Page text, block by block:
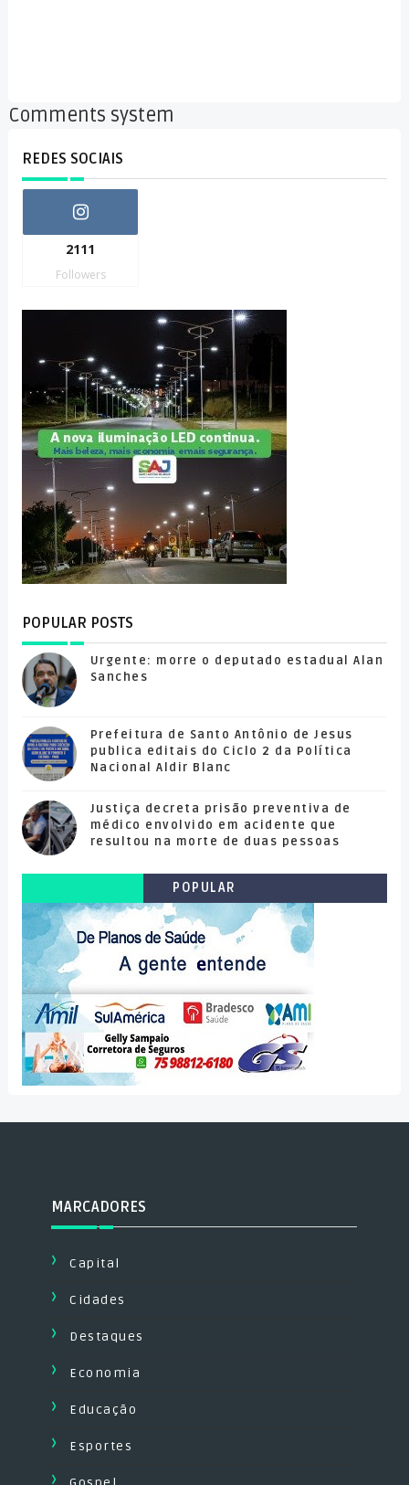
Comments system
REDES SOCIAIS
2111
Followers
POPULAR POSTS
Urgente: morre o deputado estadual Alan
Sanches
Prefeitura de Santo Antônio de Jesus
publica editais do Ciclo 2 da Política
Nacional Aldir Blanc
Justiça decreta prisão preventiva de
médico envolvido em acidente que
resultou na morte de duas pessoas
POPULAR
MARCADORES
Capital
Cidades
Destaques
Economia
Educação
Esportes